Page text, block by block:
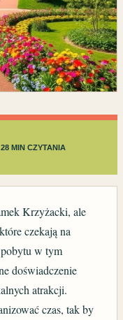
28 MIN CZYTANIA
Krzyżacki, ale
czekają na
w tym
doświadczenie
atrakcji.
czas, tak by